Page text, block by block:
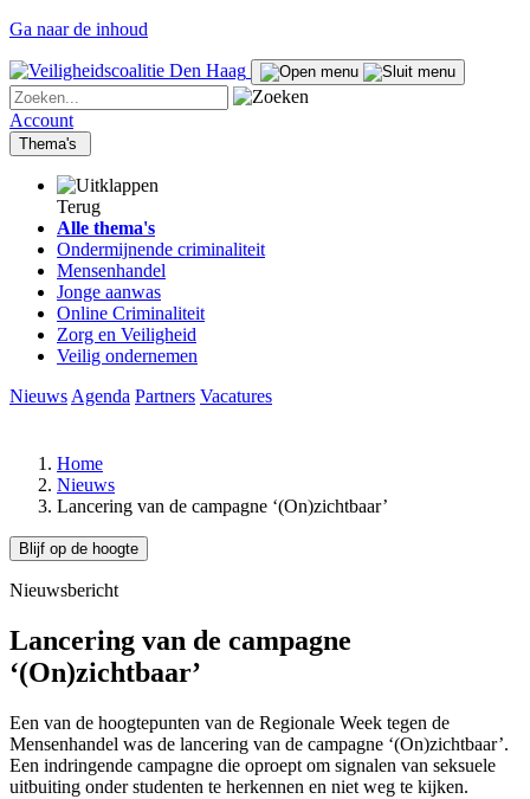
Ga naar de inhoud
Account
Thema's
Terug
Alle thema's
Ondermijnende criminaliteit
Mensenhandel
Jonge aanwas
Online Criminaliteit
Zorg en Veiligheid
Veilig ondernemen
Nieuws Agenda Partners Vacatures
Home
Nieuws
Lancering van de campagne ‘(On)zichtbaar’
Blijf op de hoogte
Nieuwsbericht
Lancering van de campagne
‘(On)zichtbaar’
Een van de hoogtepunten van de Regionale Week tegen de
Mensenhandel was de lancering van de campagne ‘(On)zichtbaar’.
Een indringende campagne die oproept om signalen van seksuele
uitbuiting onder studenten te herkennen en niet weg te kijken.